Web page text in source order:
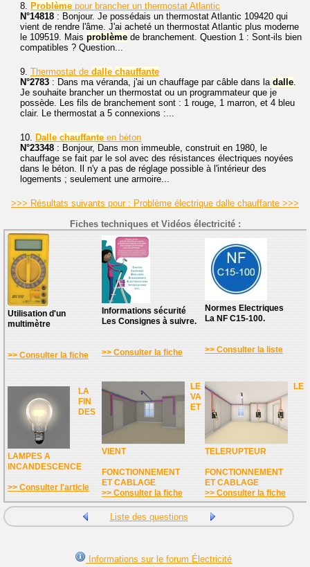
8. Problème pour brancher un thermostat Atlantic
N°14818 : Bonjour. Je possédais un thermostat Atlantic 109420 qui
vient de rendre l'âme. J'ai acheté un thermostat Atlantic plus moderne
le 109519. Mais problème de branchement. Question 1 : Sont-ils bien
compatibles ? Question...
9. Thermostat de dalle chauffante
N°2783 : Dans ma véranda, j'ai un chauffage par câble dans la dalle.
Je souhaite brancher un thermostat ou un programmateur que je
possède. Les fils de branchement sont : 1 rouge, 1 marron, et 4 bleu
clair. Le thermostat a 5 connexions :...
10. Dalle chauffante en béton
N°23348 : Bonjour, Dans mon immeuble, construit en 1980, le
chauffage se fait par le sol avec des résistances électriques noyées
dans le béton. Il n'y a pas de réglage possible à l'intérieur des
logements ; seulement une armoire...
>>> Résultats suivants pour : Problème électrique dalle chauffante >>>
Fiches techniques et Vidéos électricité :
Utilisation d'un
multimètre
>> Consulter la fiche
Informations sécurité
Les Consignes à suivre.
>> Consulter la fiche
Normes Electriques
La NF C15-100.
>> Consulter la liste
LA
FIN
DES
LAMPES A
INCANDESCENCE
>> Consulter l'article
LE
VA
ET
VIENT
FONCTIONNEMENT
ET CABLAGE
>> Consulter la fiche
LE
TELERUPTEUR
FONCTIONNEMENT
ET CABLAGE
>> Consulter la fiche
Liste des questions
Informations sur le forum Électricité